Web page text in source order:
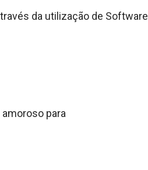
da utilização de Software
para